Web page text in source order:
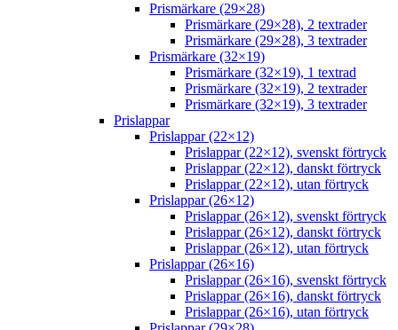
Prismärkare (29×28)
Prismärkare (29×28), 2 textrader
Prismärkare (29×28), 3 textrader
Prismärkare (32×19)
Prismärkare (32×19), 1 textrad
Prismärkare (32×19), 2 textrader
Prismärkare (32×19), 3 textrader
Prislappar
Prislappar (22×12)
Prislappar (22×12), svenskt förtryck
Prislappar (22×12), danskt förtryck
Prislappar (22×12), utan förtryck
Prislappar (26×12)
Prislappar (26×12), svenskt förtryck
Prislappar (26×12), danskt förtryck
Prislappar (26×12), utan förtryck
Prislappar (26×16)
Prislappar (26×16), svenskt förtryck
Prislappar (26×16), danskt förtryck
Prislappar (26×16), utan förtryck